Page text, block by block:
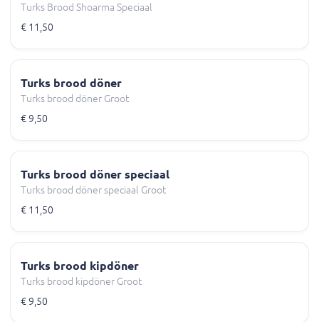
Turks Brood Shoarma Speciaal
€ 11,50
Turks brood döner
Turks brood döner Groot
€ 9,50
Turks brood döner speciaal
Turks brood döner speciaal Groot
€ 11,50
Turks brood kipdöner
Turks brood kipdöner Groot
€ 9,50